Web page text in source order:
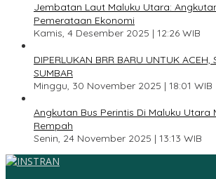
Jembatan Laut Maluku Utara:
Pemerataan Ekonomi
Kamis, 4 Desember 2025 | 12:26 WIB
DIPERLUKAN BRR BARU UNTUK ACEH,
SUMBAR
Minggu, 30 November 2025 | 18:01 WIB
Angkutan Bus Perintis Di Maluku Utara
Rempah
Senin, 24 November 2025 | 13:13 WIB